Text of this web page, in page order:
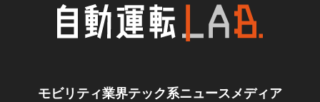
モビリティ業界テック系ニュースメディア